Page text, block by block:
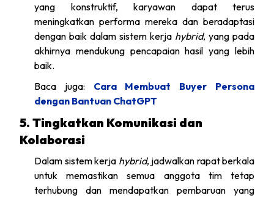
yang konstruktif, karyawan dapat terus
meningkatkan performa mereka dan beradaptasi
dengan baik dalam sistem kerja hybrid, yang pada
akhirnya mendukung pencapaian hasil yang lebih
baik.
Baca juga: Cara Membuat Buyer Persona
dengan Bantuan ChatGPT
5. Tingkatkan Komunikasi dan
Kolaborasi
Dalam sistem kerja hybrid, jadwalkan rapat berkala
untuk memastikan semua anggota tim tetap
terhubung dan mendapatkan pembaruan yang